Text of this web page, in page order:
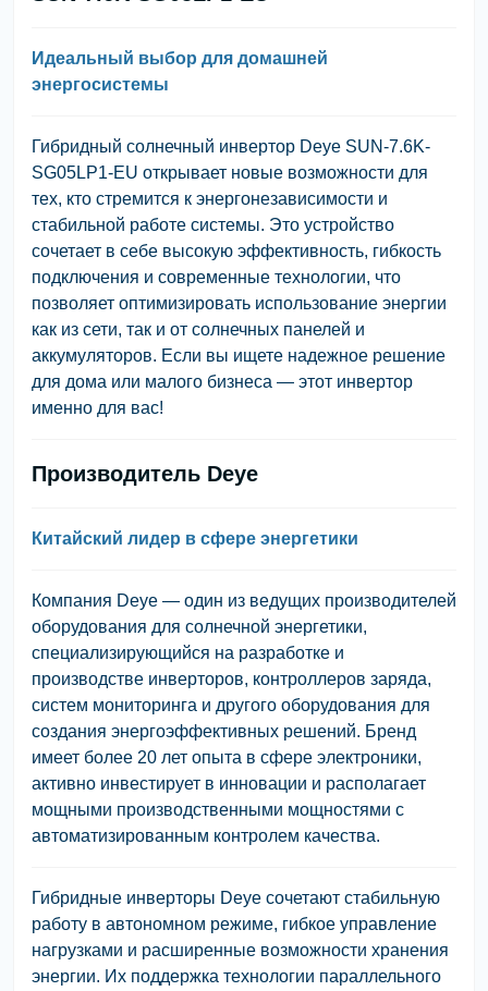
Идеальный выбор для домашней
энергосистемы
Гибридный солнечный инвертор Deye SUN-7.6K-
SG05LP1-EU открывает новые возможности для
тех, кто стремится к энергонезависимости и
стабильной работе системы. Это устройство
сочетает в себе высокую эффективность, гибкость
подключения и современные технологии, что
позволяет оптимизировать использование энергии
как из сети, так и от солнечных панелей и
аккумуляторов. Если вы ищете надежное решение
для дома или малого бизнеса — этот инвертор
именно для вас!
Производитель Deye
Китайский лидер в сфере энергетики
Компания Deye — один из ведущих производителей
оборудования для солнечной энергетики,
специализирующийся на разработке и
производстве инверторов, контроллеров заряда,
систем мониторинга и другого оборудования для
создания энергоэффективных решений. Бренд
имеет более 20 лет опыта в сфере электроники,
активно инвестирует в инновации и располагает
мощными производственными мощностями с
автоматизированным контролем качества.
Гибридные инверторы Deye сочетают стабильную
работу в автономном режиме, гибкое управление
нагрузками и расширенные возможности хранения
энергии. Их поддержка технологии параллельного